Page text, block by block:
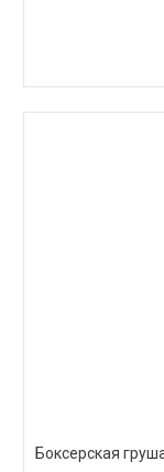
Боксерская